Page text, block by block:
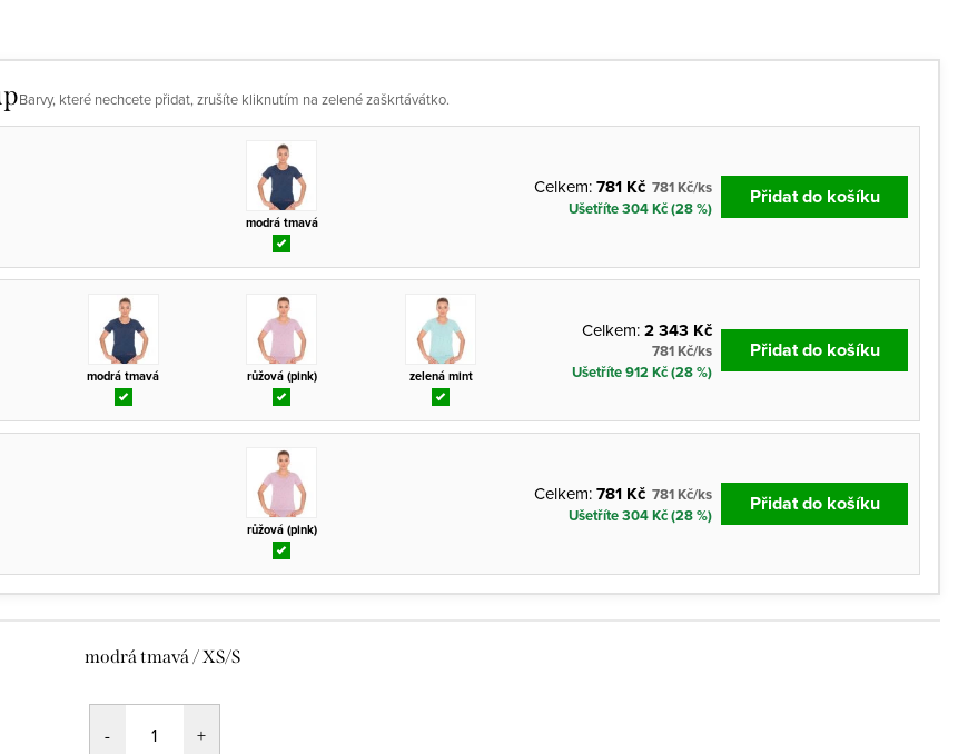
Barvy, které nechcete přidat, zrušíte kliknutím na zelené zaškrtávátko.
modrá tmavá
Celkem:781 Kč 781 Kč/ks
Ušetříte 304 Kč (28 %)
Přidat do košíku
modrá tmavá růžová (pink) zelená mint
Celkem:2 343 Kč
781 Kč/ks
Ušetříte 912 Kč (28 %)
Přidat do košíku
růžová (pink)
Celkem:781 Kč 781 Kč/ks
Ušetříte 304 Kč (28 %)
Přidat do košíku
modrá tmavá / XS/S